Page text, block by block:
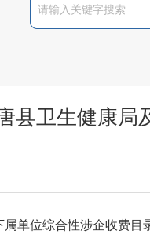
县卫生健康局
单位综合性涉企收费目